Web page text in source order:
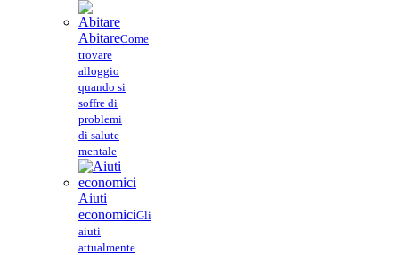
AbitareCome
trovare
alloggio
quando si
soffre di
problemi
di salute
mentale
Aiuti
economiciGli
aiuti
attualmente